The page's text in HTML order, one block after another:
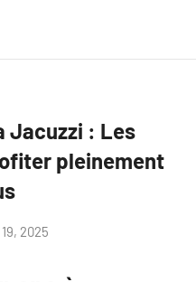
Jacuzzi : Les
pleinement
2025